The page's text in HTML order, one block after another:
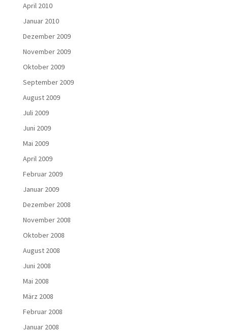
April 2010
Januar 2010
Dezember 2009
November 2009
Oktober 2009
September 2009
August 2009
Juli 2009
Juni 2009
Mai 2009
April 2009
Februar 2009
Januar 2009
Dezember 2008
November 2008
Oktober 2008
August 2008
Juni 2008
Mai 2008
März 2008
Februar 2008
Januar 2008